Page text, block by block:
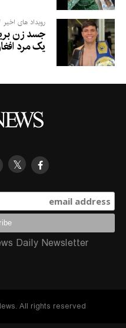
رویداد های اخیر
جسد زن
یک مرد
Daily Newsletter
All rights reserved!